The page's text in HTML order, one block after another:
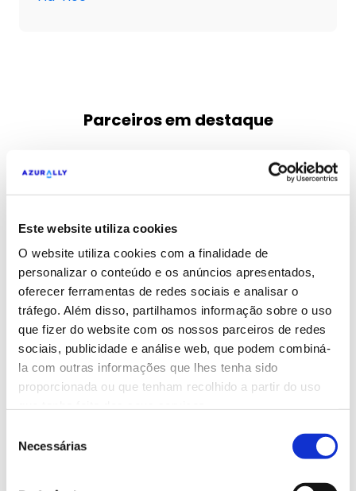
Este website utiliza cookies
O website utiliza cookies com a finalidade de
personalizar o conteúdo e os anúncios apresentados,
oferecer ferramentas de redes sociais e analisar o
tráfego. Além disso, partilhamos informação sobre o uso
que fizer do website com os nossos parceiros de redes
sociais, publicidade e análise web, que podem combiná-
la com outras informações que lhes tenha sido
proporcionada ou que tenham recolhido a partir do uso
Necessárias
Parceiros em destaque
Clientes de destaque